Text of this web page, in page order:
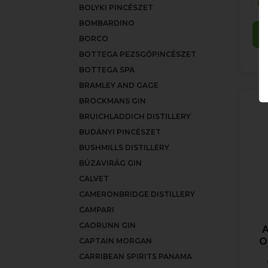
BOLYKI PINCÉSZET
BOMBARDINO
BORCO
BOTTEGA PEZSGŐPINCÉSZET
BOTTEGA SPA
BRAMLEY AND GAGE
BROCKMANS GIN
BRUICHLADDICH DISTILLERY
BUDÁNYI PINCÉSZET
BUSHMILLS DISTILLERY
BÚZAVIRÁG GIN
CALVET
CAMERONBRIDGE DISTILLERY
CAMPARI
CAORUNN GIN
CAPTAIN MORGAN
CARRIBEAN SPIRITS PANAMA